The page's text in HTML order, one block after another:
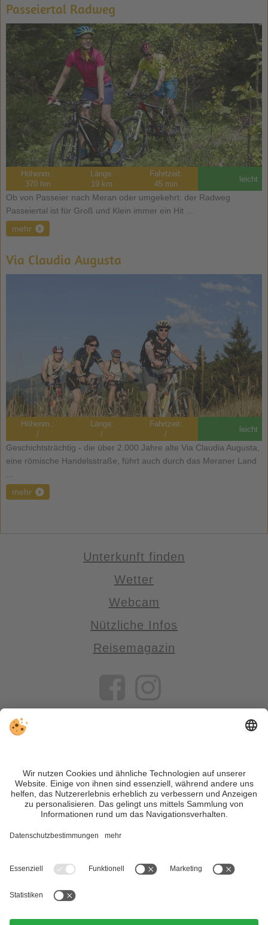
Passeiertal Radweg
Höhenm.:
370 hm
Länge:
19 km
Fahrtzeit:
45 min
leicht
Ob von Passeier nach Meran oder umgekehrt: der Radweg
Passeiertal ist für Groß und Klein immer ein Hit ...
mehr
Via Claudia Augusta
Höhenm.:
/
Länge:
/
Fahrtzeit:
/
leicht
Geschichtsträchtig - die über 2.000 Jahre alte Via Claudia Augusta,
eine römische Handelsstraße, führt auch durch das Meraner Land
mehr
Unterkunft finden
Wetter
Webcam
Nützliche Infos
Reisemagazin
VIVOSüdtirol ist das Reiseportal für alle, die Südtirol nicht nur
besuchen, sondern wirklich erleben wollen – inklusive Tipps,
tollen Unterkünften und Angeboten.
Trotz genauer Arbeit und ständigem Aktualisieren der Inhalte,
Informieren Sie sich sicherheitshalber nochmals beim